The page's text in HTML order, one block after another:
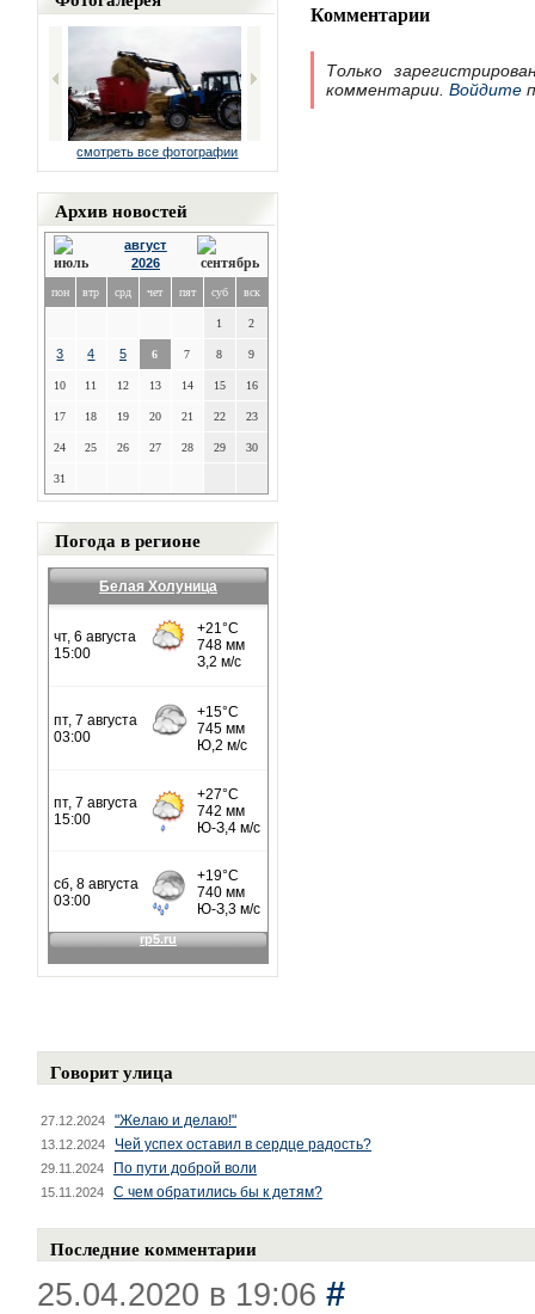
смотреть все фотографии
Архив новостей
август
2026
пон втр срд чет пят суб вск
1 2
3 4 5 6 7 8 9
10 11 12 13 14 15 16
17 18 19 20 21 22 23
24 25 26 27 28 29 30
31
Погода в регионе
Белая Холуница
Комментарии
Только
комментарии. Войдите
Говорит улица
27.12.2024 "Желаю и делаю!"
13.12.2024 Чей успех оставил в сердце радость?
29.11.2024 По пути доброй воли
15.11.2024 С чем обратились бы к детям?
Последние комментарии
25.04.2020 в 19:06 #